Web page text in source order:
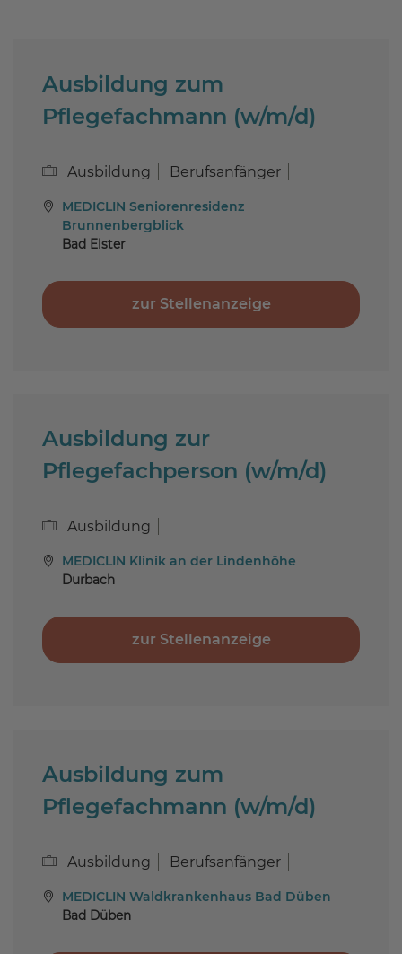
Ausbildung zum
Pflegefachmann (w/m/d)
Ausbildung Berufsanfänger
MEDICLIN Seniorenresidenz
Brunnenbergblick
Bad Elster
zur Stellenanzeige
Ausbildung zur
Pflegefachperson (w/m/d)
Ausbildung
MEDICLIN Klinik an der Lindenhöhe
Durbach
zur Stellenanzeige
Ausbildung zum
Pflegefachmann (w/m/d)
Ausbildung Berufsanfänger
MEDICLIN Waldkrankenhaus Bad Düben
Bad Düben